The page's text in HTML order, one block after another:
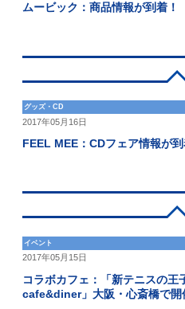
ムービック：商品情報が到着！
グッズ・CD
2017年05月16日
FEEL MEE：CDフェア情報が到
イベント
2017年05月15日
コラボカフェ：「新テニスの王
cafe&diner」大阪・心斎橋で開